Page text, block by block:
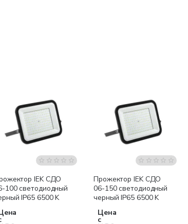
IEK СДО
100 светодиодный
IP65 6500 K
Прожектор IEK СДО
06-150 светодиодный
черный IP65 6500 K
Цена
с